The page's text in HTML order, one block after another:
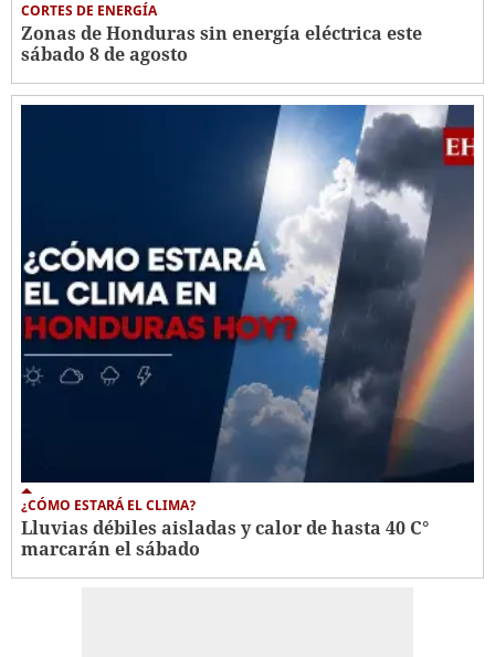
CORTES DE ENERGÍA
Zonas de Honduras sin energía eléctrica este
sábado 8 de agosto
¿CÓMO ESTARÁ EL CLIMA?
Lluvias débiles aisladas y calor de hasta 40 C°
marcarán el sábado